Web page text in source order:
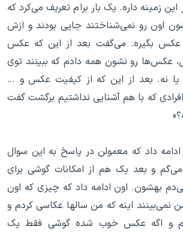
زمینه داره. یک بار برام تعریف می‌کرد که
اون رو نمی‌شناختند جایی بودند و ازش
عکس بگیره. می‌گفت بعد از این که عکس
عکس‌ها رو نشون همه دادم که ببینند توی
نه. بعد از این که از کیفیت عکس و …
که با هم آشنایی نداشتیم برگشت گفت
داد که معمولن در پاسخ به این سوال
و بعد یک هم از امکانات گوشی‌ برای
بهشون. اون ادامه داد که چیزی که اون
نمی‌بینند اینه که من سالها عکاسی کردم و
و اگه عکس خوب شده گوشی فقط یک